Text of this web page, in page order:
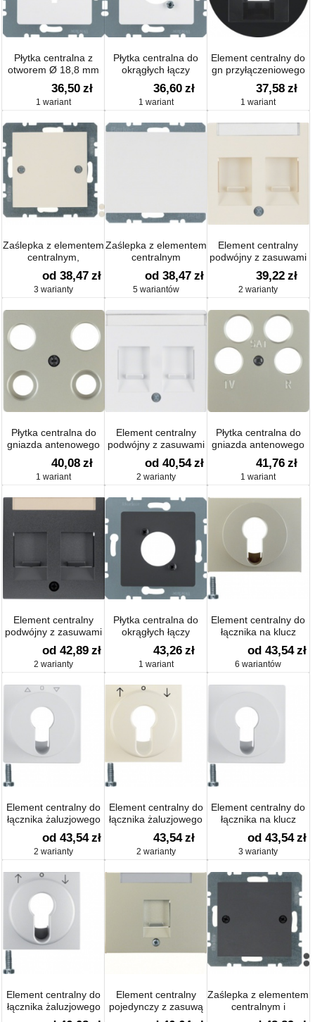
Płytka centralna z
otworem Ø 18,8 mm
do aparatów
zgłoszeniowych;
śnieżnobiały,
płytek centralnych
36,50 zł
1 wariant
Płytka centralna do
okrągłych łączy
wtykowych XLR D-
Serie; śnieżnobiały;
S.1/B.1/B.3/B.7 Glas
36,60 zł
1 wariant
Element centralny do
gn przyłączeniowego
UAE 1-k
R.1/R.3/R.classic
połysk
37,58 zł
1 wariant
Zaślepka z elementem
centralnym,
przykręcanym połysk
od 38,47 zł
3 warianty
Zaślepka z elementem
centralnym
od 38,47 zł
5 wariantów
Element centralny
podwójny z zasuwami
chroniącymi przed
kurzem z polem
opisowym
39,22 zł
2 warianty
Płytka centralna do
gniazda antenowego
4-wyjściowego
40,08 zł
1 wariant
Element centralny
podwójny z zasuwami
chroniącymi przed
kurzem aksamit; Q.1 /
Q.3
od 40,54 zł
2 warianty
Płytka centralna do
gniazda antenowego
4-wyjściowego
41,76 zł
1 wariant
Element centralny
podwójny z zasuwami
chroniącymi przed
kurzem z polem
opisowym B.1/B.3/B.7
od 42,89 zł
2 warianty
Płytka centralna do
okrągłych łączy
wtykowych XLR D-
Serie; antracyt;
B.1/B.3/B.7 Glas
43,26 zł
1 wariant
Element centralny do
łącznika na klucz
od 43,54 zł
6 wariantów
Element centralny do
łącznika żaluzjowego
na klucz aksamit; Q.1 /
Q.3
od 43,54 zł
2 warianty
Element centralny do
łącznika żaluzjowego
na klucz połysk; S.1
43,54 zł
2 warianty
Element centralny do
łącznika na klucz
S.1/B.1/B.3/B.7 Glas
od 43,54 zł
3 warianty
Element centralny do
łącznika żaluzjowego
na klucz B.1/B.7 Glas
Element centralny
pojedynczy z zasuwą
chroniącą przed
Zaślepka z elementem
centralnym i
mocowaniem na śruby